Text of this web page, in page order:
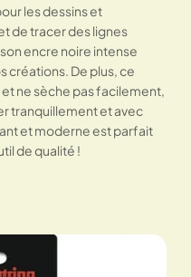
les dessins et
de tracer des lignes
encre noire intense
créations. De plus, ce
ne sèche pas facilement,
tranquillement et avec
et moderne est parfait
de qualité !